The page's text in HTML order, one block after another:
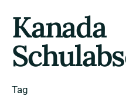
Kanada
Tag